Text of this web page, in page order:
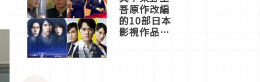
吾原作改編
的10部日本
影視作品推